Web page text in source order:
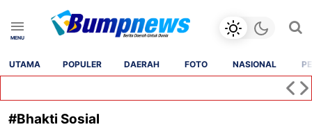
UTAMA POPULER DAERAH FOTO NASIONAL
#Bhakti Sosial